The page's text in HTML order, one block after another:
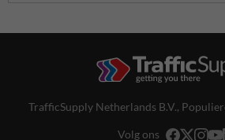
TrafficSupply Netherlands B.V.,
Volg ons